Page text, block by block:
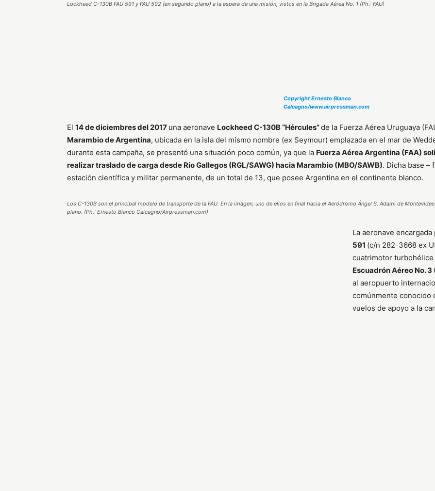
Lockheed C-130B FAU 591 y FAU 592 (en segundo plano) a la espera de una misión, vistos en la Brigada Aérea No. 1 (Ph.: FAU)
Copyright Ernesto Blanco
Calcagno/www.airpressman.com
El 14 de diciembres del 2017 una aeronave Lockheed C-130B “Hércules”de la Fuerza Aérea Uruguaya
Marambio de Argentina, ubicada en la isla del mismo nombre (ex Seymour) emplazada en el mar de
durante esta campaña, se presentó una situación poco común, ya que la Fuerza Aérea Argentina (FAA)
realizar traslado de carga desde Río Gallegos (RGL/SAWG) hacia Marambio (MBO/SAWB). Dicha base –
estación científica y militar permanente, de un total de 13, que posee Argentina en el continente blanco.
Los C-130B son el principal modelo de transporte de la FAU. En la imagen, uno de ellos en final hacia el Aeródromo Ángel S. Adami de
plano. (Ph.: Ernesto Blanco Calcagno/Airpressman.com)
La aeronave
591 (c/n 282-3668 ex
cuatrimotor
Escuadrón Aéreo No.
al aeropuerto
comúnmente conocido
vuelos de apoyo a la